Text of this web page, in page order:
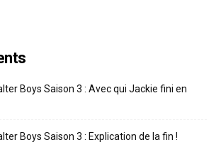
Boys Saison 3 : Avec qui Jackie fini en
Boys Saison 3 : Explication de la fin !